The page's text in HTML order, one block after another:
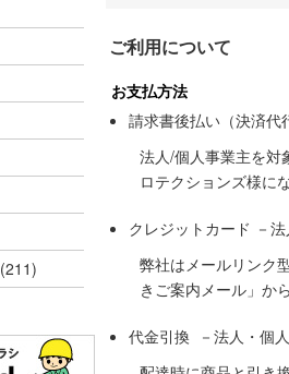
(211)
ご利用について
お支払方法
請求書後払い（決済代
法人/個人事業主を対
ロテクションズ様に
クレジットカード －
弊社はメールリンク
きご案内メール」か
代金引換 －法人・個